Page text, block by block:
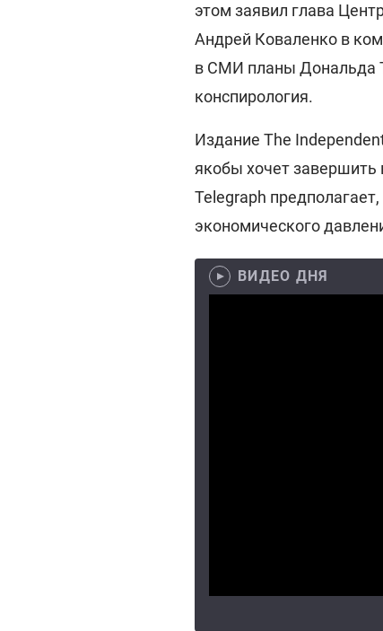
этом заявил глава
Андрей Коваленко в
в СМИ планы Дональда
конспирология.
Издание The
якобы хочет завершить
Telegraph
экономического
ВИДЕО ДНЯ